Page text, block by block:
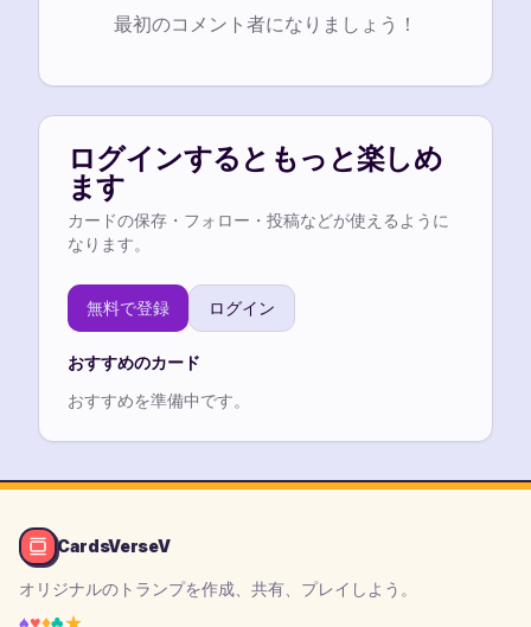
最初のコメント者になりましょう！
ログインするともっと楽しめ
ます
カードの保存・フォロー・投稿などが使えるように
なります。
無料で登録 ログイン
おすすめのカード
おすすめを準備中です。
CardsVerseV
オリジナルのトランプを作成、共有、プレイしよう。
♠♥♦♣★